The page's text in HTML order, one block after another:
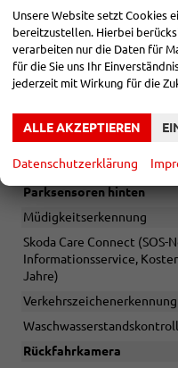
Seitenairbags vorn
Isofix-Vorbereitung auf
Rücksitzen, inkl. Top-
Frontradarassistent inkl.
Home-Funktion
entfällt in Verbindung mit
Parksensoren hinten
Müdigkeitserkennung
Skoda Care Connect
Informationsservice,
Jahre)
Verkehrszeichenerkennung
Rückfahrkamera
Unsere Website setzt Cookies
bereitzustellen. Hierbei
verarbeiten nur die Daten für
für die Sie uns Ihr
jederzeit mit Wirkung für die
ALLE AKZEPTIEREN
Datenschutzerklärung